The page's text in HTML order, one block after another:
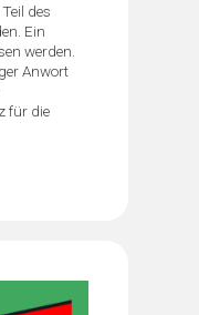
des
Ein
werden.
Anwort
für die